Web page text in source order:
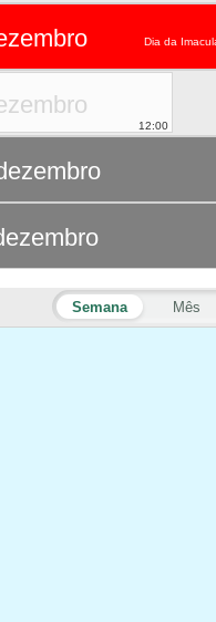
Semana Mês
Dia da
12:00